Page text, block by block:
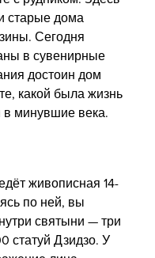
старые дома
Сегодня
в сувенирные
достоин дом
какой была жизнь
минувшие века.
живописная 14-
по ней, вы
святыни — три
статуй Дзидзо. У